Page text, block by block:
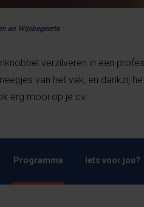
en Wijsbegeerte
verzilveren in een
van het vak, en dankzij
erg mooi op je cv.
Programma Iets voor jou?